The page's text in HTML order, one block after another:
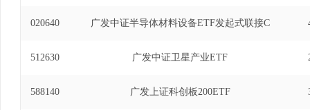
020640 广发中证半导体材料设备ETF发起式联接C
512630 广发中证卫星产业ETF
588140 广发上证科创板200ETF